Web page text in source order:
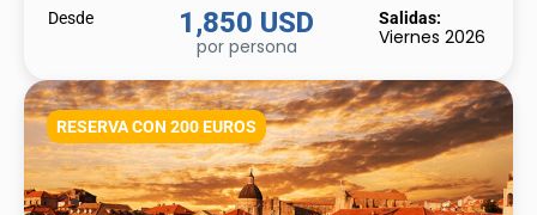
Desde 1,850 USD
por persona
Salidas:
Viernes 2026
RESERVA CON 200 EUROS